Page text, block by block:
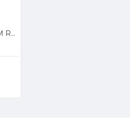
Star Cam SC-T12RM Regulator Gas dengan Meteran